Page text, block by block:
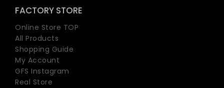
FACTORY STORE
Online Store TOP
All Products
Shopping Guide
My Account
GFS Instagram
Real Store